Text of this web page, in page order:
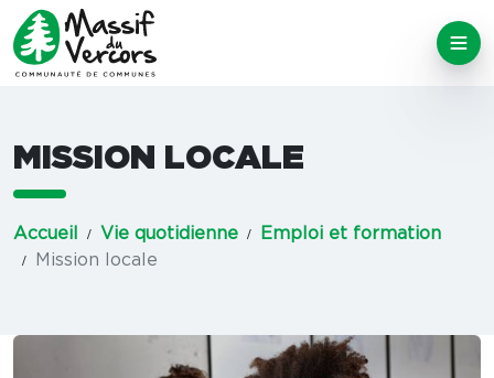
MISSION LOCALE
Accueil Vie quotidienne
Emploi et formation
Mission locale